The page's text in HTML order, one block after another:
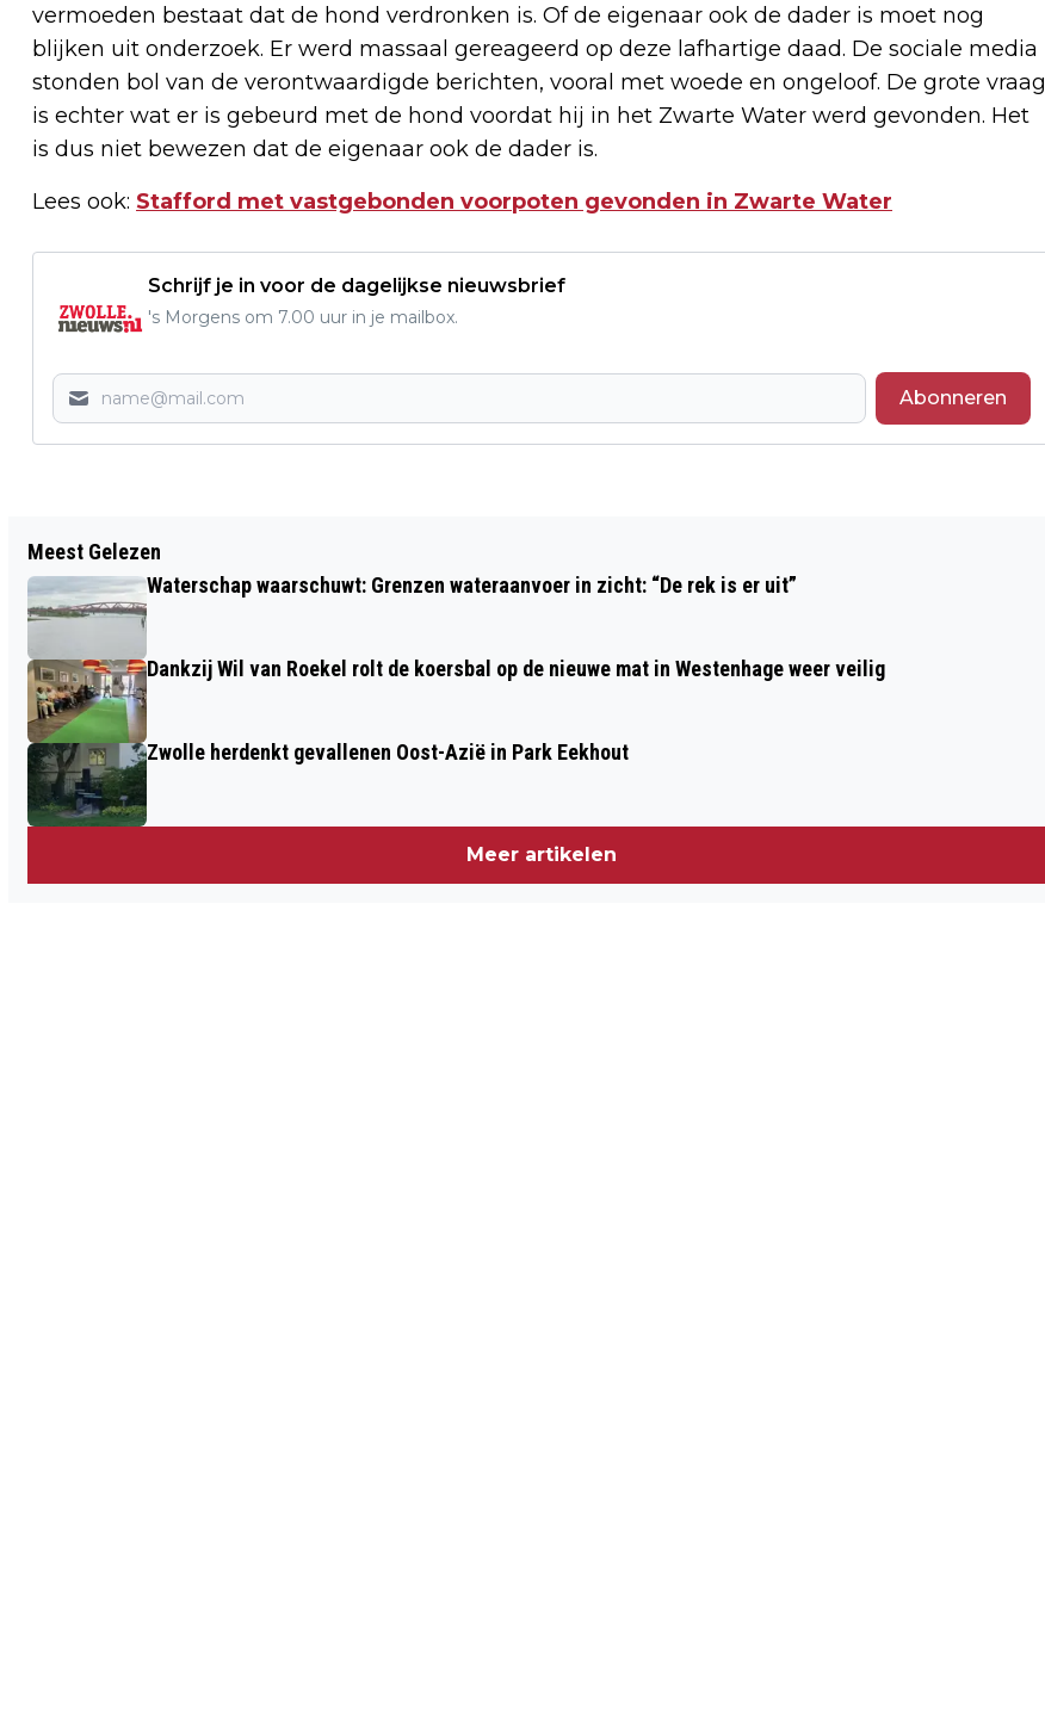
vermoeden bestaat dat de hond verdronken is. Of de eigenaar ook de dader is moet nog
blijken uit onderzoek. Er werd massaal gereageerd op deze lafhartige daad. De sociale media
stonden bol van de verontwaardigde berichten, vooral met woede en ongeloof. De grote vraag
is echter wat er is gebeurd met de hond voordat hij in het Zwarte Water werd gevonden. Het
is dus niet bewezen dat de eigenaar ook de dader is.
Lees ook: Stafford met vastgebonden voorpoten gevonden in Zwarte Water
Schrijf je in voor de dagelijkse nieuwsbrief
's Morgens om 7.00 uur in je mailbox.
Abonneren
MOUTBIERFESTIVAL BEGIN JULI IN HET
WEZENLANDENPARK
NOG BEST EEN DRUKKE AVONDDIENST
Meest Gelezen
Waterschap waarschuwt: Grenzen wateraanvoer in zicht: “De rek is er uit”
Dankzij Wil van Roekel rolt de koersbal op de nieuwe mat in Westenhage weer veilig
Zwolle herdenkt gevallenen Oost-Azië in Park Eekhout
Meer artikelen